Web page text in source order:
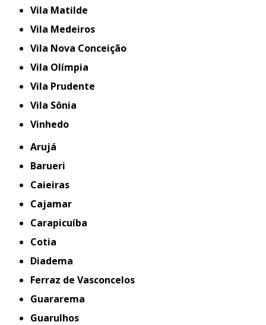
Vila Matilde
Vila Medeiros
Vila Nova Conceição
Vila Olímpia
Vila Prudente
Vila Sônia
Vinhedo
Arujá
Barueri
Caieiras
Cajamar
Carapicuíba
Cotia
Diadema
Ferraz de Vasconcelos
Guararema
Guarulhos